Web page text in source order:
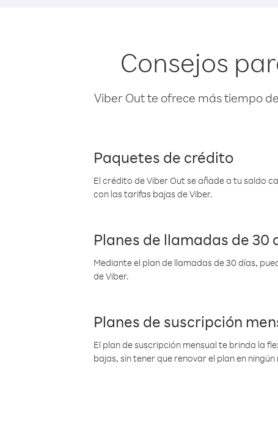
Consejos
Viber Out te ofrece más tiempo
Paquetes de crédito
El crédito de Viber Out se añade a tu saldo
con las tarifas bajas de Viber.
Planes de llamadas de 30
Mediante el plan de llamadas de 30 días,
de Viber.
Planes de suscripción
El plan de suscripción mensual te brinda la
bajas, sin tener que renovar el plan en